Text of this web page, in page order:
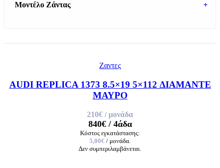
Μοντέλο Ζάντας +
Ζαντες
AUDI REPLICA 1373 8.5×19 5×112 ΔΙΑΜΑΝΤΕ
ΜΑΥΡΟ
210€ / μονάδα
840€/ 4άδα
Κόστος εγκατάστασης:
5,00€ / μονάδα.
Δεν συμπεριλαμβάνεται.